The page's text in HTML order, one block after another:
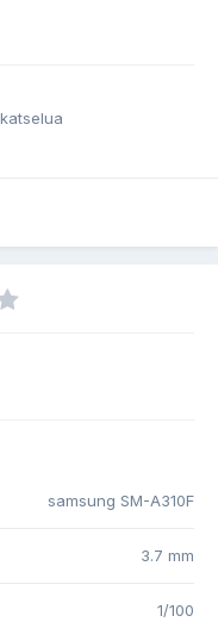
samsung SM-A310F
3.7 mm
1/100